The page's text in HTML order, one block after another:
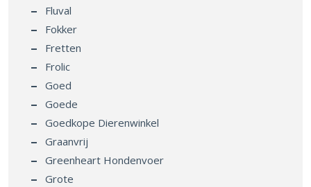
Fluval
Fokker
Fretten
Frolic
Goed
Goede
Goedkope Dierenwinkel
Graanvrij
Greenheart Hondenvoer
Grote